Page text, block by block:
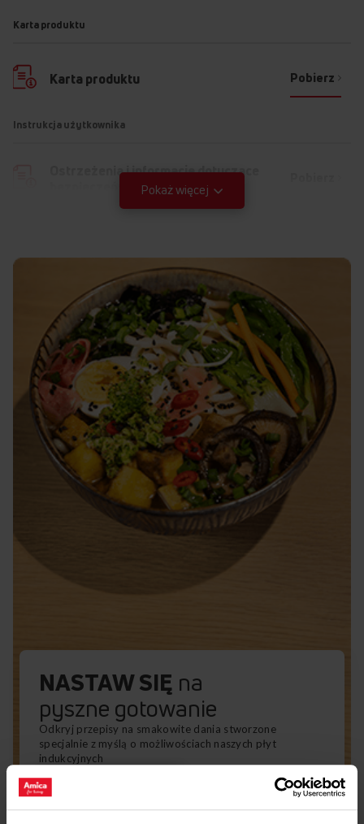
Karta produktu
Karta produktu Pobierz
Instrukcja użytkownika
Ostrzeżenia i informacje dotyczące
bezpieczeństwa
Rysunki techniczne
Rysunek montażowy Pobierz
Pokaż więcej
NASTAW SIĘ na
pyszne gotowanie
Odkryj przepisy na smakowite dania stworzone
specjalnie z myślą o możliwościach naszych płyt
indukcyjnych